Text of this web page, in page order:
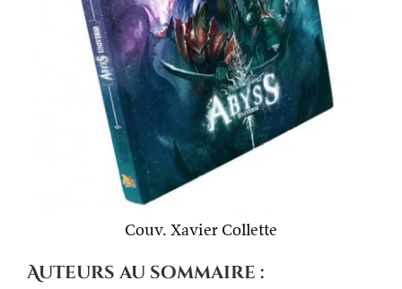
Couv. Xavier Collette
Auteurs au sommaire :